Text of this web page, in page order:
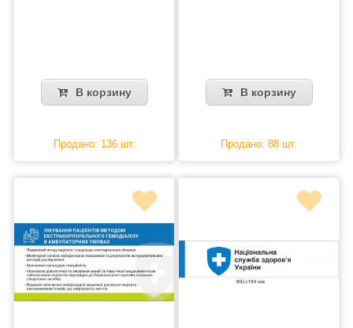
В корзину
Продано: 136 шт.
В корзину
Продано: 88 шт.